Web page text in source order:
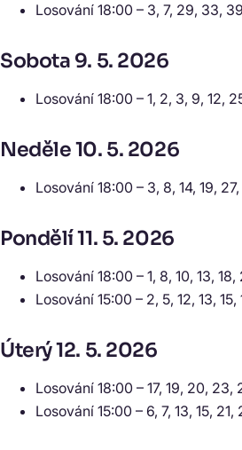
Losování 18:00 – 3, 7, 29, 33,
Sobota 9. 5. 2026
Losování 18:00 – 1, 2, 3, 9, 12,
Neděle 10. 5. 2026
Losování 18:00 – 3, 8, 14, 19,
Pondělí 11. 5. 2026
Losování 18:00 – 1, 8, 10, 13,
Losování 15:00 – 2, 5, 12, 13, 15,
Úterý 12. 5. 2026
Losování 18:00 – 17, 19, 20, 23,
Losování 15:00 – 6, 7, 13, 15,